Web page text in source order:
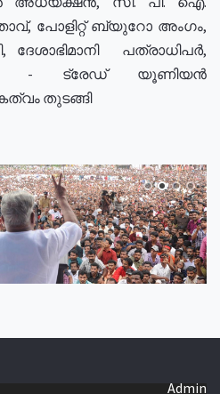
പോളിറ്റ് ബ്യുറോ അംഗം,
പത്രാധിപർ,
- ട്രേഡ് യൂണിയൻ
തുടങ്ങി
Admin